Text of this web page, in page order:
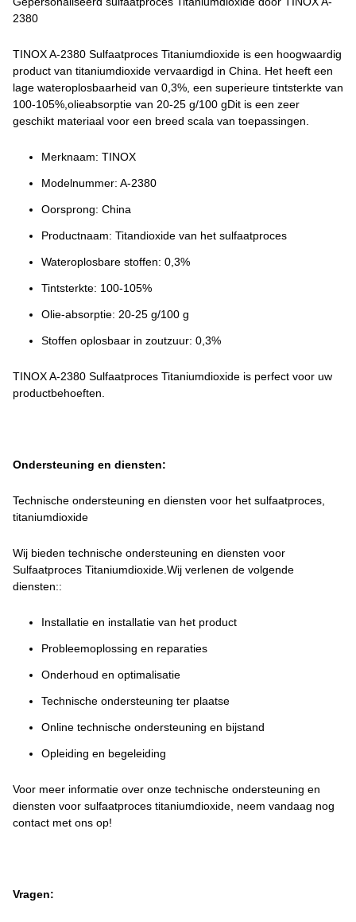
2380
TINOX A-2380 Sulfaatproces Titaniumdioxide is een hoogwaardig
product van titaniumdioxide vervaardigd in China. Het heeft een
lage wateroplosbaarheid van 0,3%, een superieure tintsterkte van
100-105%,olieabsorptie van 20-25 g/100 gDit is een zeer
geschikt materiaal voor een breed scala van toepassingen.
Merknaam: TINOX
Modelnummer: A-2380
Oorsprong: China
Productnaam: Titandioxide van het sulfaatproces
Wateroplosbare stoffen: 0,3%
Tintsterkte: 100-105%
Olie-absorptie: 20-25 g/100 g
Stoffen oplosbaar in zoutzuur: 0,3%
TINOX A-2380 Sulfaatproces Titaniumdioxide is perfect voor uw
productbehoeften.
Ondersteuning en diensten:
Technische ondersteuning en diensten voor het sulfaatproces,
titaniumdioxide
Wij bieden technische ondersteuning en diensten voor
Sulfaatproces Titaniumdioxide.Wij verlenen de volgende
diensten::
Installatie en installatie van het product
Probleemoplossing en reparaties
Onderhoud en optimalisatie
Technische ondersteuning ter plaatse
Online technische ondersteuning en bijstand
Opleiding en begeleiding
Voor meer informatie over onze technische ondersteuning en
diensten voor sulfaatproces titaniumdioxide, neem vandaag nog
contact met ons op!
Vragen: